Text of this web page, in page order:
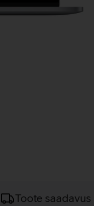
Toote saadavus